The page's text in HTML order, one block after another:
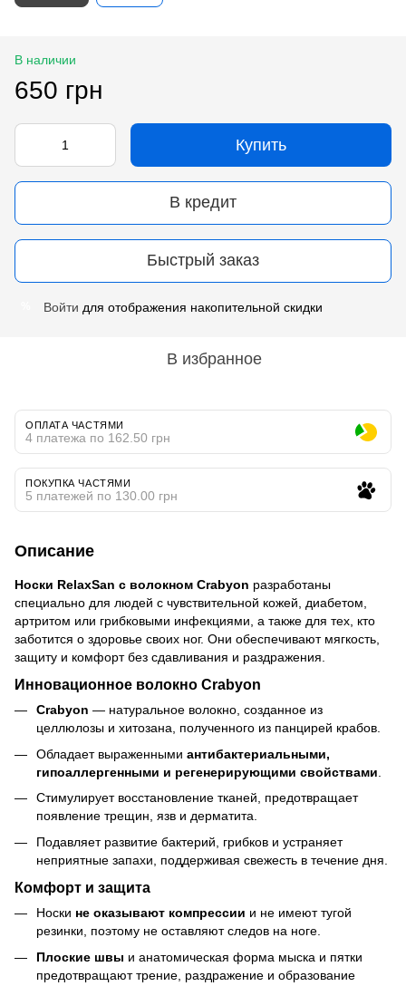
В наличии
650 грн
Купить
В кредит
Быстрый заказ
Войти для отображения накопительной скидки
В избранное
ОПЛАТА ЧАСТЯМИ
4 платежа по 162.50 грн
ПОКУПКА ЧАСТЯМИ
5 платежей по 130.00 грн
Описание
Носки RelaxSan с волокном Crabyon разработаны
специально для людей с чувствительной кожей, диабетом,
артритом или грибковыми инфекциями, а также для тех, кто
заботится о здоровье своих ног. Они обеспечивают мягкость,
защиту и комфорт без сдавливания и раздражения.
Инновационное волокно Crabyon
Crabyon — натуральное волокно, созданное из
целлюлозы и хитозана, полученного из панцирей крабов.
Обладает выраженными антибактериальными,
гипоаллергенными и регенерирующими свойствами
Стимулирует восстановление тканей, предотвращает
появление трещин, язв и дерматита.
Подавляет развитие бактерий, грибков и устраняет
неприятные запахи, поддерживая свежесть в течение дня.
Комфорт и защита
Носки не оказывают компрессии и не имеют тугой
резинки, поэтому не оставляют следов на ноге.
Плоские швы и анатомическая форма мыска и пятки
предотвращают трение, раздражение и образование